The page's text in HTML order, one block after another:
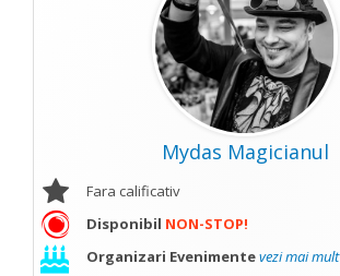
Mydas Magicianul
Fara calificativ
Disponibil NON-STOP!
Organizari Evenimentevezi mai mult